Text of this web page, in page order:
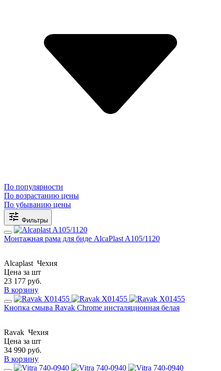
По популярности
По возрастанию цены
По убыванию цены
Фильтры
Монтажная рама для биде AlcaPlast A105/1120
Alcaplast Чехия
Цена за шт
23 177 руб.
В корзину
Кнопка смыва Ravak Chrome инсталяционная белая
Ravak Чехия
Цена за шт
34 990 руб.
В корзину